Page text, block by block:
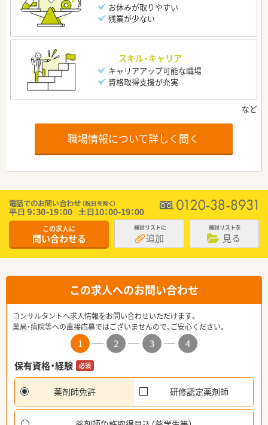
お休みが取りやすい
残業が少ない
スキル・キャリア
キャリアアップ可能な職場
資格取得支援が充実
職場情報について詳しく聞く
この求人に
問い合わせる
検討リストに
追加
検討リストを
見る
この求人へのお問い合わせ
コンサルタントへ求人情報をお問い合わせいただけます。
薬局・病院等への直接応募ではございませんので、ご安心ください。
1 2 3
4
保有資格・経験
必須
薬剤師免許 研修認定薬剤師